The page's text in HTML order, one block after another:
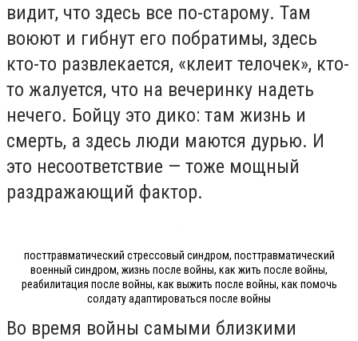
видит, что здесь все по-старому. Там
воюют и гибнут его побратимы, здесь
кто-то развлекается, «клеит телочек», кто-
то жалуется, что на вечеринку надеть
нечего. Бойцу это дико: там жизнь и
смерть, а здесь люди маются дурью. И
это несоответствие — тоже мощный
раздражающий фактор.
посттравматический стрессовый синдром, посттравматический
военный синдром, жизнь после войны, как жить после войны,
реабилитация после войны, как выжить после войны, как помочь
солдату адаптироваться после войны
Во время войны самыми близкими